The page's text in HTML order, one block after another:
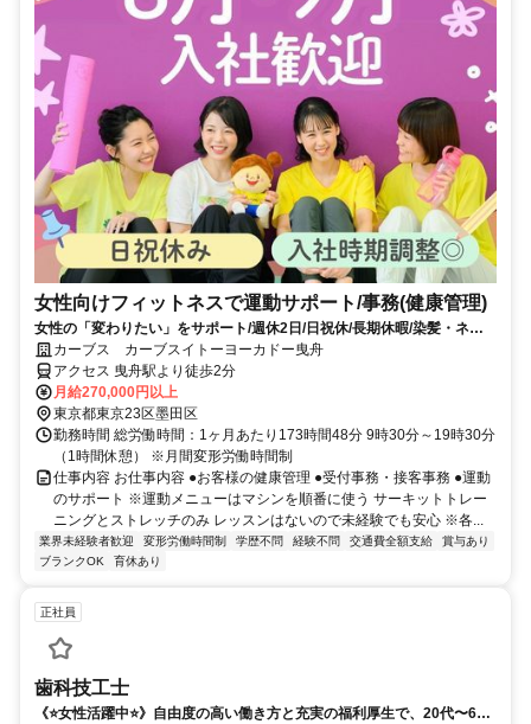
女性向けフィットネスで運動サポート/事務(健康管理)
女性の「変わりたい」をサポート/週休2日/日祝休/長期休暇/染髪・ネイ
ルOK※規定内
カーブス カーブスイトーヨーカドー曳舟
アクセス 曳舟駅より徒歩2分
月給270,000円以上
東京都東京23区墨田区
勤務時間 総労働時間：1ヶ月あたり173時間48分 9時30分～19時30分
（1時間休憩） ※月間変形労働時間制
仕事内容 お仕事内容 ●お客様の健康管理 ●受付事務・接客事務 ●運動
のサポート ※運動メニューはマシンを順番に使う サーキットトレー
ニングとストレッチのみ レッスンはないので未経験でも安心 ※各...
業界未経験者歓迎 変形労働時間制 学歴不問 経験不問 交通費全額支給
賞与あり
ブランクOK
育休あり
正社員
歯科技工士
《⭐女性活躍中⭐》自由度の高い働き方と充実の福利厚生で、20代〜60